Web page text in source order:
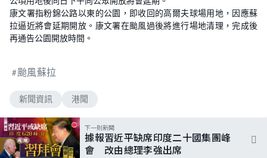
t
e
e
d
:
8
1
康文署指粉錦公路以東的公園，即收回的高爾夫球場用地，因應蘇
拉逼近將會延期開放。康文署在颱風過後將進行場地清理，完成後
再通告公園開放時間。
颱風蘇拉
新聞資訊 港聞
下一則新聞
據報習近平缺席印度二十國集團峰
會 改由總理李強出席